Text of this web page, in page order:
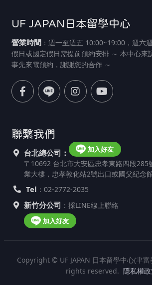
UF JAPAN日本留學中心
營業時間：週一至週五 10:00~19:00，週六
假日或國定假日需提前預約安排 ～ 本中心來
事先來電預約，謝謝您的合作 ～
聯繫我們
台北總公司： 加入好友
〒10692 台北市大安區忠孝東路四段285
業大樓，忠孝敦化站2號出口或國父紀念
Tel ：02-2772-2035
新竹分公司 ：採LINE線上聯絡
加入好友
Copyright © UF JAPAN 日本留學中心(聿
rights reserved. 隱私權